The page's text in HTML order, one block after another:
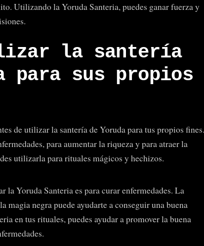
Utilizando la Yoruda Santeria, puedes ganar fuerza y
la santería
para sus propios
de utilizar la santería de Yoruda para tus propios fines.
para aumentar la riqueza y para atraer la
utilizarla para rituales mágicos y hechizos.
la Yoruda Santeria es para curar enfermedades. La
magia negra puede ayudarte a conseguir una buena
en tus rituales, puedes ayudar a promover la buena